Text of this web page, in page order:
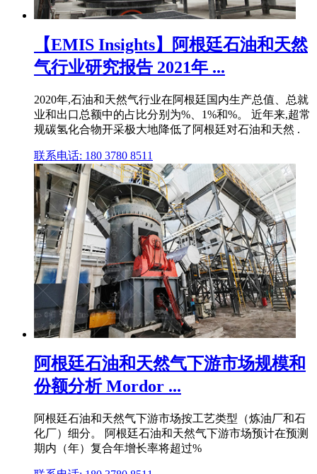
【EMIS Insights】阿根廷石油和天然
气行业研究报告 2021年 ...
2020年,石油和天然气行业在阿根廷国内生产总值、总就
业和出口总额中的占比分别为%、1%和%。 近年来,超常
规碳氢化合物开采极大地降低了阿根廷对石油和天然 .
联系电话: 180 3780 8511
阿根廷石油和天然气下游市场规模和
份额分析 Mordor ...
阿根廷石油和天然气下游市场按工艺类型（炼油厂和石
化厂）细分。 阿根廷石油和天然气下游市场预计在预测
期内（年）复合年增长率将超过%